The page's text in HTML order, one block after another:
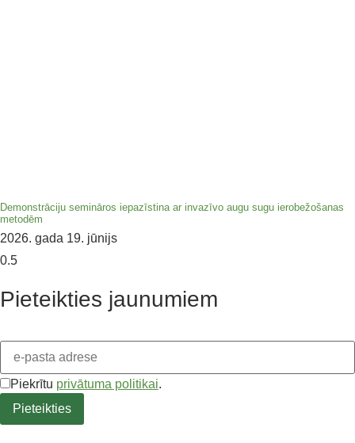
Demonstrāciju semināros iepazīstina ar invazīvo augu sugu ierobežošanas
metodēm
2026. gada 19. jūnijs
Pieteikties jaunumiem
Piekrītu privātuma politikai.